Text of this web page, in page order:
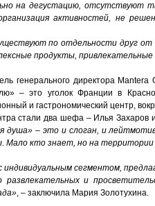
на дегустацию, отсутствуют
активностей, не
по отдельности друг
продукты, привлекательные
генерального директора
– это уголок Франции в
и гастрономический центр,
стали два шефа – Илья Захаров
душа»– это и слоган, и
Мало кто знает, но на
сегментом,
и
, – заключила Мария Золотухина.